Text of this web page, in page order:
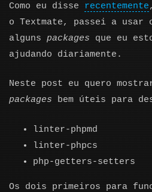
Como eu disse recentemente
o Textmate, passei a usar
alguns packages que eu
ajudando diariamente.
Neste post eu quero
packages bem úteis para
linter-phpmd
linter-phpcs
php-getters-setters
Os dois primeiros para